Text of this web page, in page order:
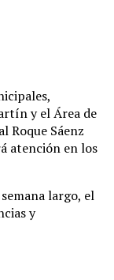
y el Área de
Roque Sáenz
atención en los
largo, el
y